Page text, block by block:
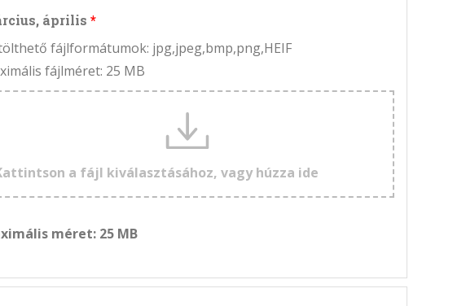
április
fájlformátumok: jpg,jpeg,bmp,png,HEIF
fájlméret: 25 MB
a fájl kiválasztásához, vagy húzza ide
méret: 25 MB